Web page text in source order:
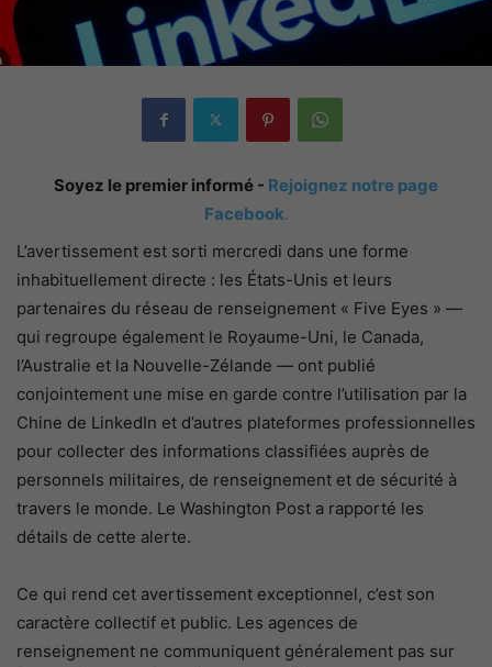
Soyez le premier informé - Rejoignez notre page
Facebook.
L’avertissement est sorti mercredi dans une forme
inhabituellement directe : les États-Unis et leurs
partenaires du réseau de renseignement « Five Eyes » —
qui regroupe également le Royaume-Uni, le Canada,
l’Australie et la Nouvelle-Zélande — ont publié
conjointement une mise en garde contre l’utilisation par la
Chine de LinkedIn et d’autres plateformes professionnelles
pour collecter des informations classifiées auprès de
personnels militaires, de renseignement et de sécurité à
travers le monde. Le Washington Post a rapporté les
détails de cette alerte.
Ce qui rend cet avertissement exceptionnel, c’est son
caractère collectif et public. Les agences de
renseignement ne communiquent généralement pas sur